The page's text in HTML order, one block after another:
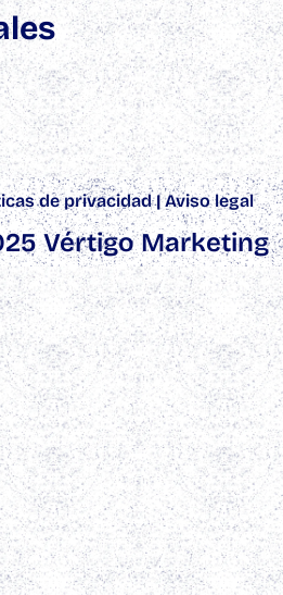
de privacidad|Aviso legal
Vértigo Marketing